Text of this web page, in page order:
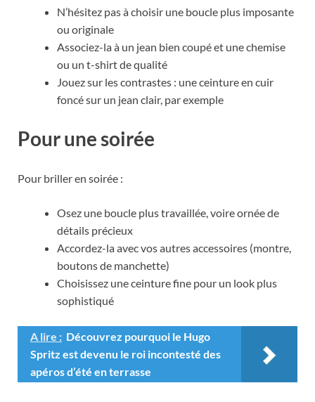
N’hésitez pas à choisir une boucle plus imposante
ou originale
Associez-la à un jean bien coupé et une chemise
ou un t-shirt de qualité
Jouez sur les contrastes : une ceinture en cuir
foncé sur un jean clair, par exemple
Pour une soirée
Pour briller en soirée :
Osez une boucle plus travaillée, voire ornée de
détails précieux
Accordez-la avec vos autres accessoires (montre,
boutons de manchette)
Choisissez une ceinture fine pour un look plus
sophistiqué
A lire : Découvrez pourquoi le Hugo
Spritz est devenu le roi incontesté des
apéros d’été en terrasse